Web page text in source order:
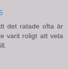
det ratade ofta är
varit roligt att veta